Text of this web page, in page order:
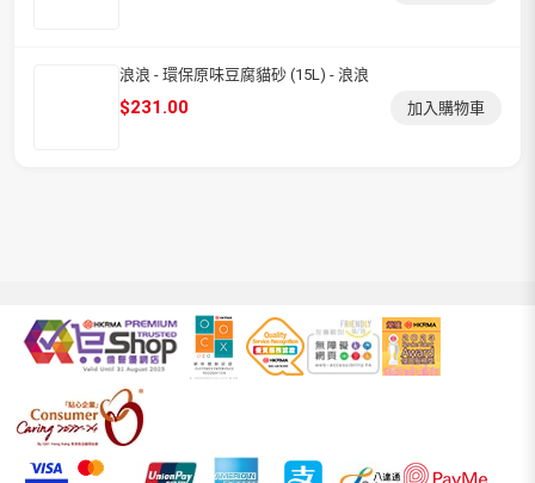
浪浪 - 環保原味豆腐貓砂 (15L) - 浪浪
$231.00 加入購物車